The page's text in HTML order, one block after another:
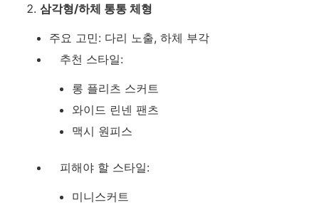
삼각형/하체 통통 체형
주요 고민: 다리 노출, 하체 부각
추천 스타일:
롱 플리츠 스커트
와이드 린넨 팬츠
맥시 원피스
피해야 할 스타일:
미니스커트